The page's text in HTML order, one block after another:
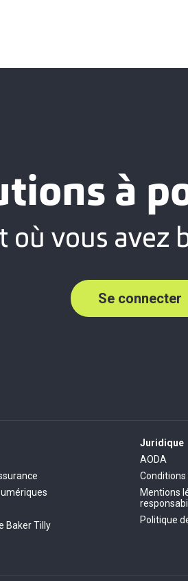
à
où vous avez
Se connecter
Baker Tilly
Juridique
AODA
Mentions
Politique